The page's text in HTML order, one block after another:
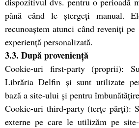
până când le ștergeți manual.
recunoaștem atunci când reveniți
experiență personalizată.
3.3. După proveniență
Cookie-uri first-party (proprii):
Librăria Delfin și sunt utilizate
bază a site-ului și pentru
Cookie-uri third-party (terțe părți):
externe pe care le utilizăm pe